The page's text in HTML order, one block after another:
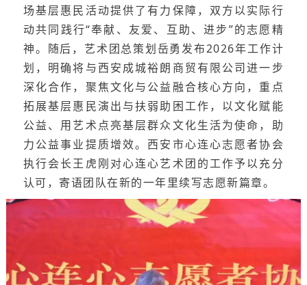
场基层惠民活动提供了有力保障，双方以实际行
动共同践行“奉献、友爱、互助、进步”的志愿精
神。随后，艺术团总策划岳勇发布2026年工作计
划，明确将与西安成城裕朗商贸有限公司进一步
深化合作，聚焦文化与公益融合核心方向，重点
拓展基层惠民演出与扶弱助困工作，以文化赋能
公益、用艺术点亮基层群众文化生活为使命，助
力公益事业提质增效。西安市心连心志愿者协会
执行会长王虎刚对心连心艺术团的工作予以充分
认可，寄语团队在新的一年里续写志愿新篇章。